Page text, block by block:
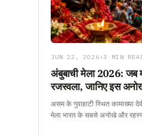
JUN 22, 2026 • 3 MIN
अंबुबाची मेला 2026: जब
रजस्वला, जानिए इस
असम के गुवाहाटी स्थित कामाख्या
मेला भारत के सबसे अनोखे और